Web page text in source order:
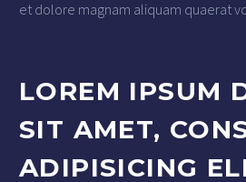
et dolore magnam aliquam quaerat
LOREM IPSUM
SIT AMET,
ADIPISICING